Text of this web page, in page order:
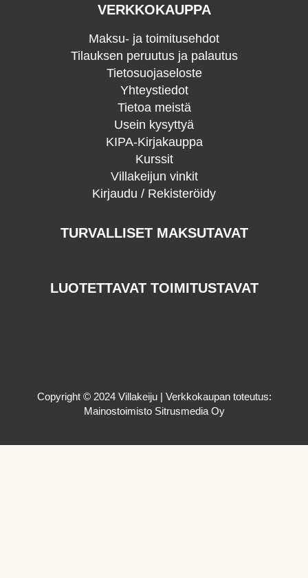
VERKKOKAUPPA
Maksu- ja toimitusehdot
Tilauksen peruutus ja palautus
Tietosuojaseloste
Yhteystiedot
Tietoa meistä
Usein kysyttyä
KIPA-Kirjakauppa
Kurssit
Villakeijun vinkit
Kirjaudu / Rekisteröidy
TURVALLISET MAKSUTAVAT
LUOTETTAVAT TOIMITUSTAVAT
Copyright © 2024 Villakeiju | Verkkokaupan toteutus:
Mainostoimisto Sitrusmedia Oy